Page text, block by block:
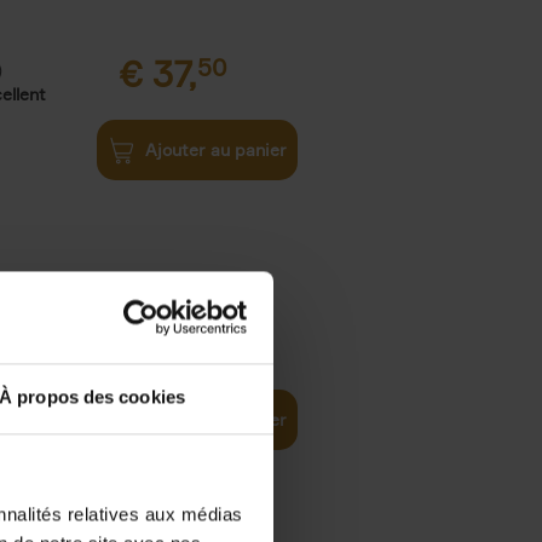
À propos des cookies
relatives aux médias
€ 37,50
Ajouter au panier
world 29,99
Ajouter au panier